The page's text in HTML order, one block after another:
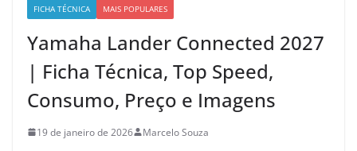
FICHA TÉCNICA MAIS POPULARES
Yamaha Lander Connected 2027
| Ficha Técnica, Top Speed,
Consumo, Preço e Imagens
19 de janeiro de 2026 Marcelo Souza